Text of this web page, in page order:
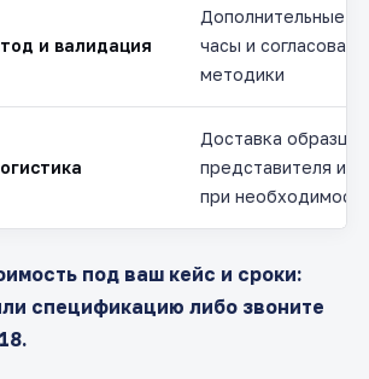
и валидация
Дополнительные
часы и
методики
Доставка
представителя
при
под ваш кейс и сроки:
спецификацию либо звоните